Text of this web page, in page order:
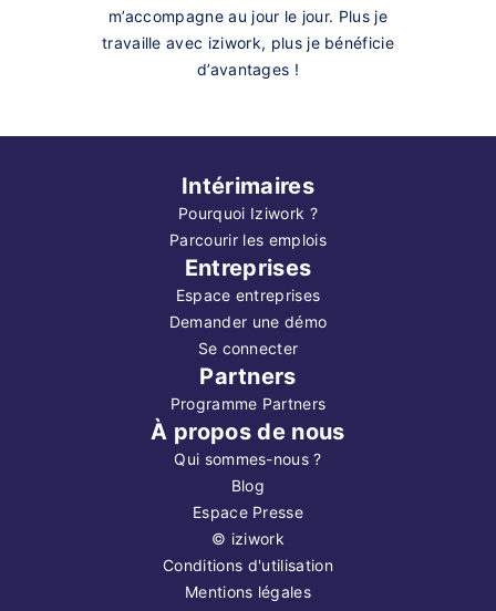
m’accompagne au jour le jour. Plus je
travaille avec iziwork, plus je bénéficie
d’avantages !
Intérimaires
Pourquoi Iziwork ?
Parcourir les emplois
Entreprises
Espace entreprises
Demander une démo
Se connecter
Partners
Programme Partners
À propos de nous
Qui sommes-nous ?
Blog
Espace Presse
© iziwork
Conditions d'utilisation
Mentions légales